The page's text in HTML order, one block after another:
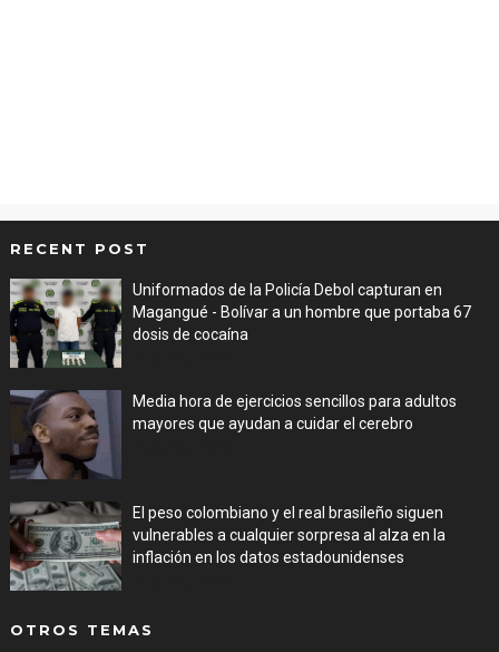
RECENT POST
Uniformados de la Policía Debol capturan en
Magangué - Bolívar a un hombre que portaba 67
dosis de cocaína
Media hora de ejercicios sencillos para adultos
mayores que ayudan a cuidar el cerebro
El peso colombiano y el real brasileño siguen
vulnerables a cualquier sorpresa al alza en la
inflación en los datos estadounidenses
OTROS TEMAS